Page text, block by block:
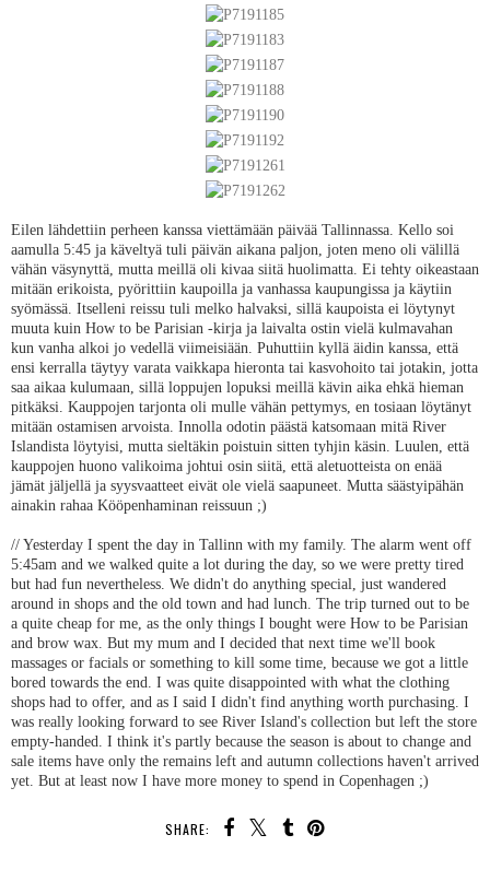
Eilen lähdettiin perheen kanssa viettämään päivää Tallinnassa. Kello soi
aamulla 5:45 ja käveltyä tuli päivän aikana paljon, joten meno oli välillä
vähän väsynyttä, mutta meillä oli kivaa siitä huolimatta. Ei tehty oikeastaan
mitään erikoista, pyörittiin kaupoilla ja vanhassa kaupungissa ja käytiin
syömässä. Itselleni reissu tuli melko halvaksi, sillä kaupoista ei löytynyt
muuta kuin How to be Parisian -kirja ja laivalta ostin vielä kulmavahan
kun vanha alkoi jo vedellä viimeisiään. Puhuttiin kyllä äidin kanssa, että
ensi kerralla täytyy varata vaikkapa hieronta tai kasvohoito tai jotakin, jotta
saa aikaa kulumaan, sillä loppujen lopuksi meillä kävin aika ehkä hieman
pitkäksi. Kauppojen tarjonta oli mulle vähän pettymys, en tosiaan löytänyt
mitään ostamisen arvoista. Innolla odotin päästä katsomaan mitä River
Islandista löytyisi, mutta sieltäkin poistuin sitten tyhjin käsin. Luulen, että
kauppojen huono valikoima johtui osin siitä, että aletuotteista on enää
jämät jäljellä ja syysvaatteet eivät ole vielä saapuneet. Mutta säästyipähän
ainakin rahaa Kööpenhaminan reissuun ;)
// Yesterday I spent the day in Tallinn with my family. The alarm went off
5:45am and we walked quite a lot during the day, so we were pretty tired
but had fun nevertheless. We didn't do anything special, just wandered
around in shops and the old town and had lunch. The trip turned out to be
a quite cheap for me, as the only things I bought were How to be Parisian
and brow wax. But my mum and I decided that next time we'll book
massages or facials or something to kill some time, because we got a little
bored towards the end. I was quite disappointed with what the clothing
shops had to offer, and as I said I didn't find anything worth purchasing. I
was really looking forward to see River Island's collection but left the store
empty-handed. I think it's partly because the season is about to change and
sale items have only the remains left and autumn collections haven't arrived
yet. But at least now I have more money to spend in Copenhagen ;)
SHARE: